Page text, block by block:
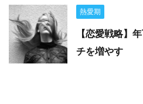
熱愛期
【恋愛戦略】
チを増やす